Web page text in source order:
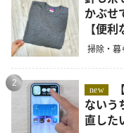
かぶせ
【便利
掃除・暮
2
new
ないう
直した